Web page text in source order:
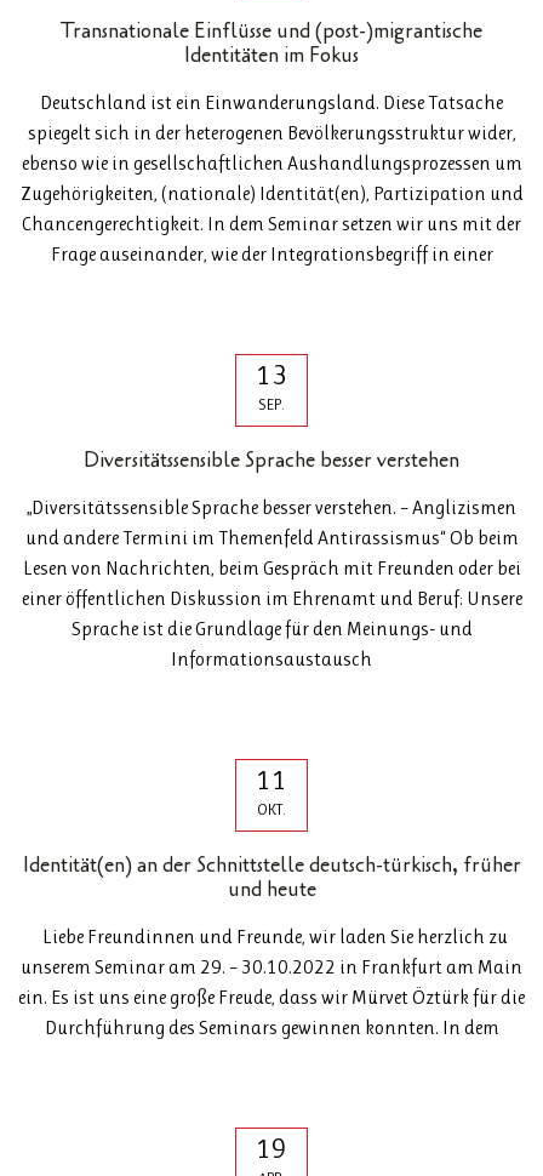
Transnationale Einflüsse und (post-)migrantische
Identitäten im Fokus
Deutschland ist ein Einwanderungsland. Diese Tatsache
spiegelt sich in der heterogenen Bevölkerungsstruktur wider,
ebenso wie in gesellschaftlichen Aushandlungsprozessen um
Zugehörigkeiten, (nationale) Identität(en), Partizipation und
Chancengerechtigkeit. In dem Seminar setzen wir uns mit der
Frage auseinander, wie der Integrationsbegriff in einer
13
SEP.
Diversitätssensible Sprache besser verstehen
„Diversitätssensible Sprache besser verstehen. – Anglizismen
und andere Termini im Themenfeld Antirassismus“ Ob beim
Lesen von Nachrichten, beim Gespräch mit Freunden oder bei
einer öffentlichen Diskussion im Ehrenamt und Beruf: Unsere
Sprache ist die Grundlage für den Meinungs- und
Informationsaustausch
11
OKT.
Identität(en) an der Schnittstelle deutsch-türkisch, früher
und heute
Liebe Freundinnen und Freunde, wir laden Sie herzlich zu
unserem Seminar am 29. – 30.10.2022 in Frankfurt am Main
ein. Es ist uns eine große Freude, dass wir Mürvet Öztürk für die
Durchführung des Seminars gewinnen konnten. In dem
19